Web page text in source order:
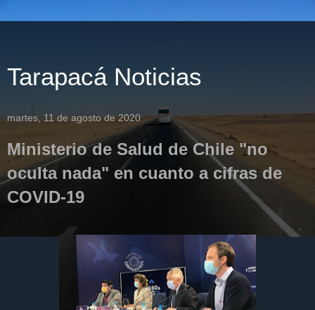
Tarapacá Noticias
martes, 11 de agosto de 2020
Ministerio de Salud de Chile "no
oculta nada" en cuanto a cifras de
COVID-19